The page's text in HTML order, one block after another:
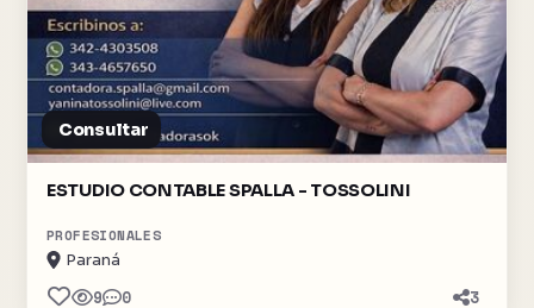
Consultar
ESTUDIO CONTABLE SPALLA - TOSSOLINI
PROFESIONALES
Paraná
9 0 3